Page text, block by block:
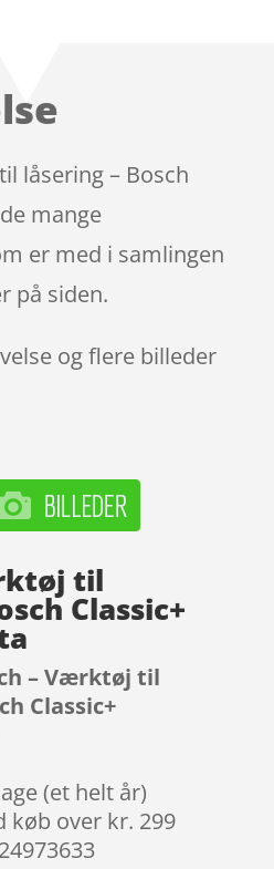
låsering – Bosch
mange
er med i samlingen
på siden.
og flere billeder
til
Classic+
– Værktøj til
Classic+
(et helt år)
køb over kr. 299